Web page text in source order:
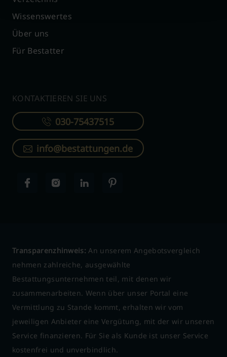
Wissenswertes
Über uns
Für Bestatter
KONTAKTIEREN SIE UNS
030-75437515
info@bestattungen.de
Transparenzhinweis: An unserem Angebotsvergleich
nehmen zahlreiche, ausgewählte
Bestattungsunternehmen teil, mit denen wir
zusammenarbeiten. Wenn über unser Portal eine
Vermittlung zu Stande kommt, erhalten wir vom
jeweiligen Anbieter eine Vergütung, mit der wir unseren
Service finanzieren. Für Sie als Kunde ist unser Service
kostenfrei und unverbindlich.